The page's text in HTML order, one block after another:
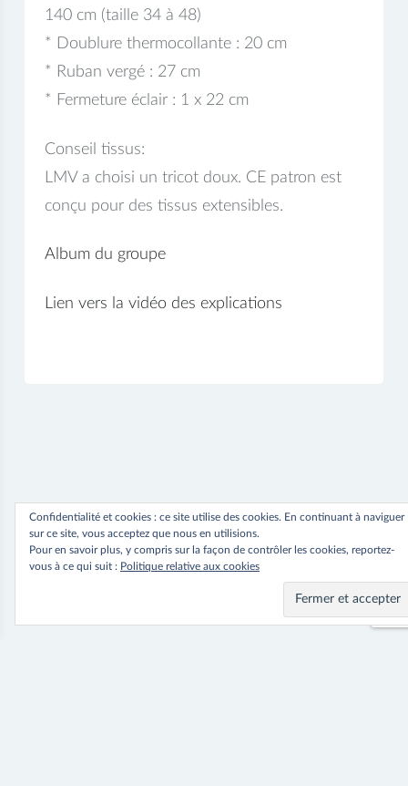
140 cm (taille 34 à 48)
* Doublure thermocollante : 20 cm
* Ruban vergé : 27 cm
* Fermeture éclair : 1 x 22 cm
Conseil tissus:
LMV a choisi un tricot doux. CE patron est
conçu pour des tissus extensibles.
Album du groupe
Lien vers la vidéo des explications
Confidentialité et cookies : ce site utilise des cookies. En continuant à naviguer
sur ce site, vous acceptez que nous en utilisions.
Pour en savoir plus, y compris sur la façon de contrôler les cookies, reportez-
vous à ce qui suit : Politique relative aux cookies